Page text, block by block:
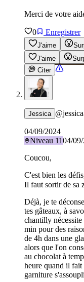
Merci de votre
0 Enregistrer
J'aime
J'aime
Citer
Jessica @
04/09/2024
Niveau 1104/
Coucou,
C'est bien les
Il faut sortir de sa
Déjà, je te
tes gâteaux, à
chantilly
min pour des
de 4h dans une
alors que l'on
au chocolat à
heure quand il fait
garniture